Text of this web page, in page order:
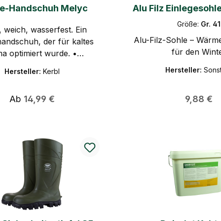
Handschuh Melyc
weich, wasserfest. Ein
der für kaltes
optimiert wurde. •
Membran für
angenehm warm •
von Schnee •
Kunstleder an
für guten Griff •
Stellen am Handrücken
Keron Active
ist eine Handschuhserie
Kerbl GmbH, die sich
an Anwender mit
Hersteller: Kerbl
Regulärer Preis:
Ab 14,99 €
Alu Filz
Größe: Gr. 41
Alu-Filz-Sohle –
für den
Hersteller:
9,88 €